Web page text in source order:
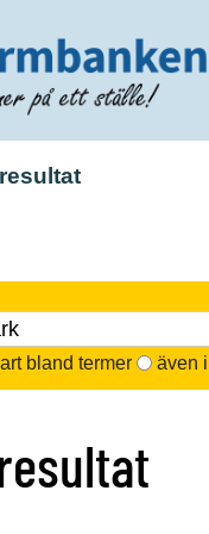
bland termer
även